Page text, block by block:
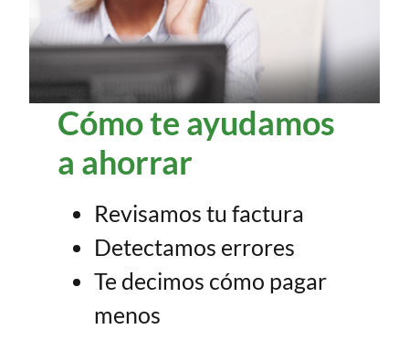
Cómo te ayudamos
a ahorrar
Revisamos tu factura
Detectamos errores
Te decimos cómo pagar
menos